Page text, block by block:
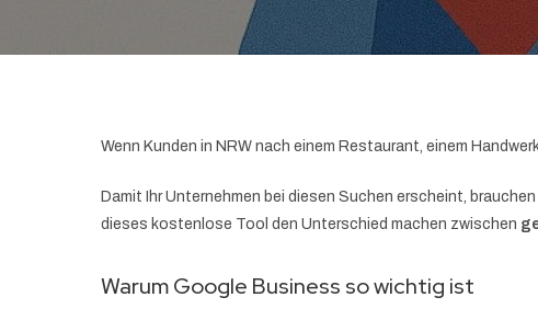
Wenn Kunden in NRW nach einem Restaurant, einem
Damit Ihr Unternehmen bei diesen Suchen erscheint, brauchen
dieses kostenlose Tool den Unterschied machen zwischen
Warum Google Business so wichtig ist